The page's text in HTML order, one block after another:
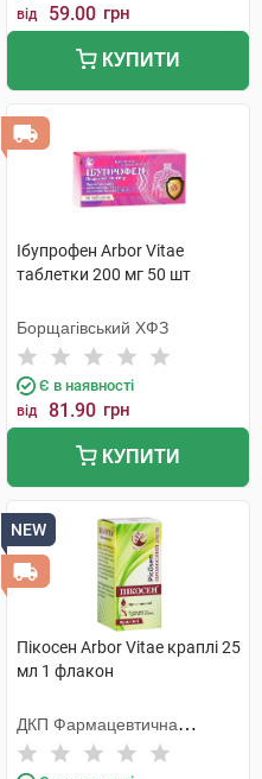
від 59.00 грн
КУПИТИ
Ібупрофен Arbor Vitae
таблетки 200 мг 50 шт
Борщагівський ХФЗ
Є в наявності
від 81.90 грн
КУПИТИ
NEW
Пікосен Arbor Vitae краплі 25
мл 1 флакон
ДКП Фармацевтична
фабрика